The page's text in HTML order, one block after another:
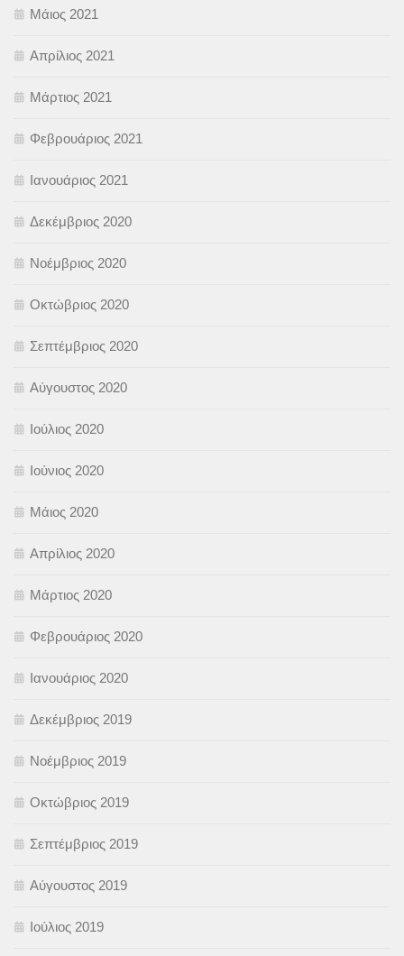
Μάιος 2021
Απρίλιος 2021
Μάρτιος 2021
Φεβρουάριος 2021
Ιανουάριος 2021
Δεκέμβριος 2020
Νοέμβριος 2020
Οκτώβριος 2020
Σεπτέμβριος 2020
Αύγουστος 2020
Ιούλιος 2020
Ιούνιος 2020
Μάιος 2020
Απρίλιος 2020
Μάρτιος 2020
Φεβρουάριος 2020
Ιανουάριος 2020
Δεκέμβριος 2019
Νοέμβριος 2019
Οκτώβριος 2019
Σεπτέμβριος 2019
Αύγουστος 2019
Ιούλιος 2019